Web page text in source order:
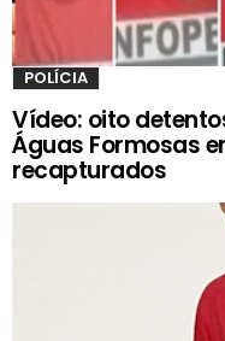
POLÍCIA
Vídeo: oito
Águas Formosas
recapturados